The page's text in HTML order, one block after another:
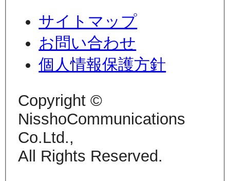
サイトマップ
お問い合わせ
個人情報保護方針
Copyright ©
NisshoCommunications
Co.Ltd.,
All Rights Reserved.